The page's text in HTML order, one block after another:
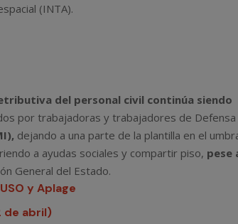
(INTA).
del personal civil continúa siendo
por trabajadoras y trabajadores de
dejando a una parte de la plantilla en el
a ayudas sociales y compartir piso, pese
General del Estado.
y Aplage
de abril)